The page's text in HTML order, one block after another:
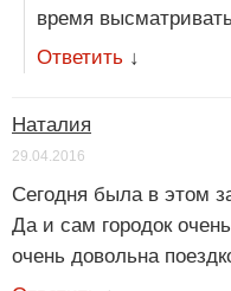
время
Ответить ↓
Наталия
29.04.2016
Сегодня была в этом
Да и сам городок
очень довольна